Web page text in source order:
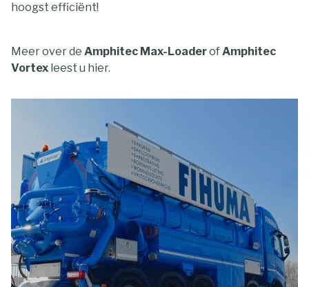
hoogst efficiënt!
Meer over de Amphitec Max-LoaderofAmphitec
Vortex leest u hier.